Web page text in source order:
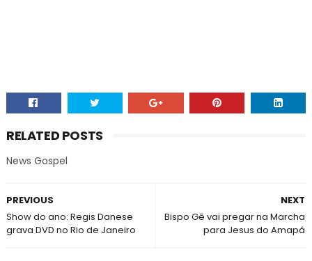
RELATED POSTS
News Gospel
NEXT
Bispo Gê vai pregar na Marcha
para Jesus do Amapá
PREVIOUS
Show do ano: Regis Danese
grava DVD no Rio de Janeiro